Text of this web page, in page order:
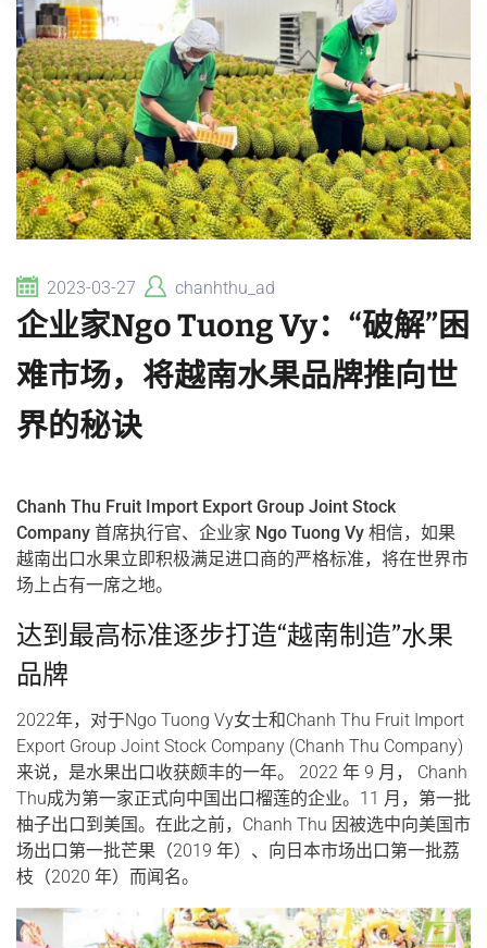
2023-03-27 chanhthu_ad
企业家Ngo Tuong Vy：“破解”困
难市场，将越南水果品牌推向世
界的秘诀
Chanh Thu Fruit Import Export Group Joint Stock
Company 首席执行官、企业家 Ngo Tuong Vy 相信，如果
越南出口水果立即积极满足进口商的严格标准，将在世界市
场上占有一席之地。
达到最高标准逐步打造“越南制造”水果
品牌
2022年，对于Ngo Tuong Vy女士和Chanh Thu Fruit Import
Export Group Joint Stock Company (Chanh Thu Company)
来说，是水果出口收获颇丰的一年。 2022 年 9 月， Chanh
Thu成为第一家正式向中国出口榴莲的企业。11 月，第一批
柚子出口到美国。在此之前，Chanh Thu 因被选中向美国市
场出口第一批芒果（2019 年）、向日本市场出口第一批荔
枝（2020 年）而闻名。